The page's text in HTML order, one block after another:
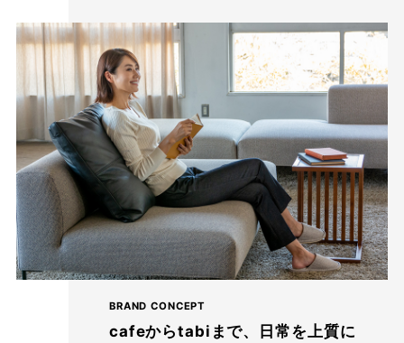
お届けしたいのは、人の手から生まれる本物の良さと安心
感。 ベーシックなデザインだからこそ「はきやすい」「長
く使える」という基本を忠実に守り、独自デザインのパンツ
BRAND CONCEPT
cafeからtabiまで、日常を上質に